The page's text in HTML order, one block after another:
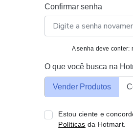
Confirmar senha
A senha deve conter:
O que você busca na
Vender Produtos
Estou ciente e
Políticas da Hotmart.